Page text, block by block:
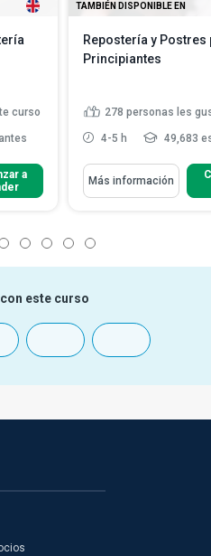
curso
a
TAMBIÉN DISPONIBLE EN
Repostería y Postres
Principiantes
278 personas les
4-5 h 49,683
Más información
este curso